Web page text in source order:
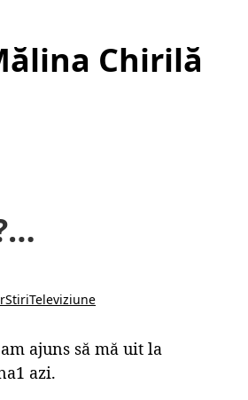
Chirilă
StiriTeleviziune
ajuns să mă uit la
azi.